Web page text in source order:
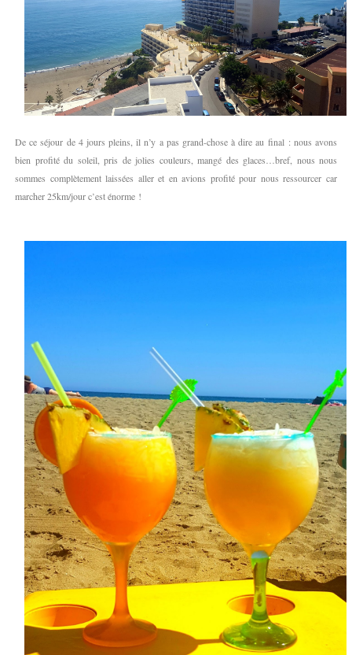
De ce séjour de 4 jours pleins, il n’y a pas grand-chose à dire au final : nous avons
bien profité du soleil, pris de jolies couleurs, mangé des glaces…bref, nous nous
sommes complètement laissées aller et en avions profité pour nous ressourcer car
marcher 25km/jour c’est énorme !